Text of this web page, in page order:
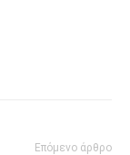
Επόμενο άρθρο